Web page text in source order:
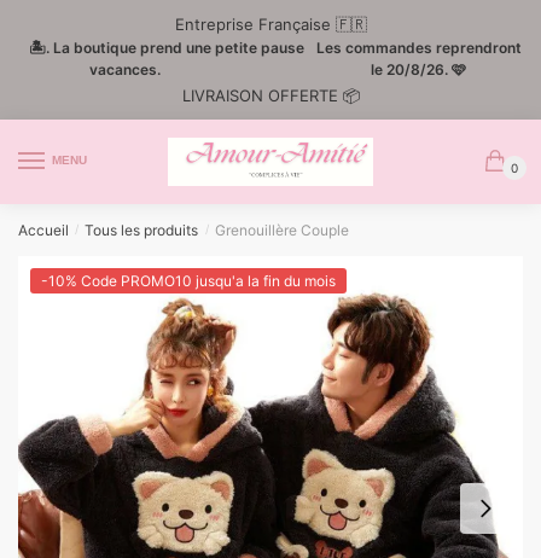
Entreprise Française 🇫🇷
🏝️. La boutique prend une petite pause
vacances.
Les commandes reprendront
le 20/8/26. 🩷
LIVRAISON OFFERTE 📦
MENU
0
Accueil / Tous les produits / Grenouillère Couple
-10% Code PROMO10 jusqu'a la fin du mois